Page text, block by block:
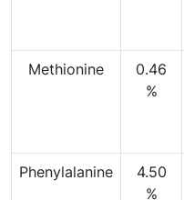
Methionine
0.46
%
Phenylalanine
4.50
%